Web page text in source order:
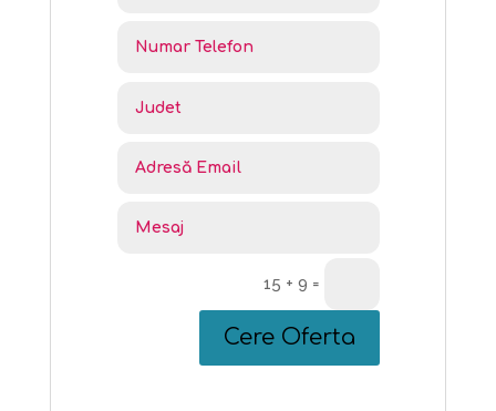
15 + 9 =
Cere Oferta